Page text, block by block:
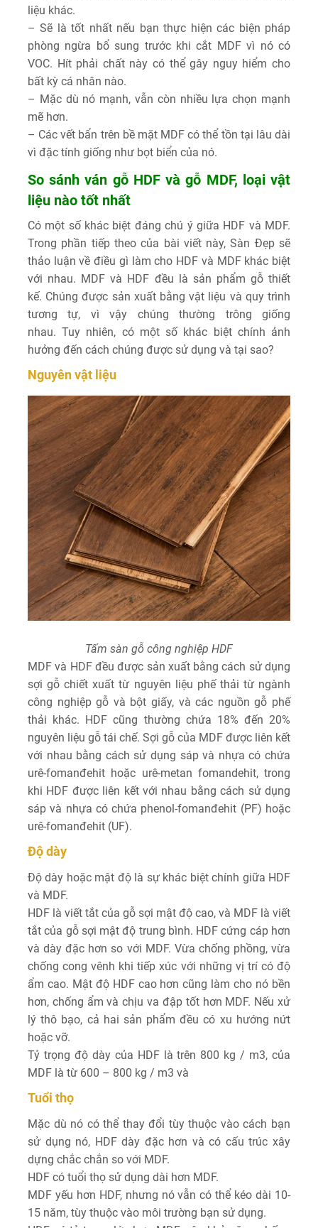
liệu khác.
– Sẽ là tốt nhất nếu bạn thực hiện các biện pháp
phòng ngừa bổ sung trước khi cắt MDF vì nó có
VOC. Hít phải chất này có thể gây nguy hiểm cho
bất kỳ cá nhân nào.
– Mặc dù nó mạnh, vẫn còn nhiều lựa chọn mạnh
mẽ hơn.
– Các vết bẩn trên bề mặt MDF có thể tồn tại lâu dài
vì đặc tính giống như bọt biển của nó.
So sánh ván gỗ HDF và gỗ MDF, loại vật
liệu nào tốt nhất
Có một số khác biệt đáng chú ý giữa HDF và MDF.
Trong phần tiếp theo của bài viết này, Sàn Đẹp sẽ
thảo luận về điều gì làm cho HDF và MDF khác biệt
với nhau. MDF và HDF đều là sản phẩm gỗ thiết
kế. Chúng được sản xuất bằng vật liệu và quy trình
tương tự, vì vậy chúng thường trông giống
nhau. Tuy nhiên, có một số khác biệt chính ảnh
hưởng đến cách chúng được sử dụng và tại sao?
Nguyên vật liệu
Tấm sàn gỗ công nghiệp HDF
MDF và HDF đều được sản xuất bằng cách sử dụng
sợi gỗ chiết xuất từ ​​nguyên liệu phế thải từ ngành
công nghiệp gỗ và bột giấy, và các nguồn gỗ phế
thải khác. HDF cũng thường chứa 18% đến 20%
nguyên liệu gỗ tái chế. Sợi gỗ của MDF được liên kết
với nhau bằng cách sử dụng sáp và nhựa có chứa
urê-fomanđehit hoặc urê-metan fomandehit, trong
khi HDF được liên kết với nhau bằng cách sử dụng
sáp và nhựa có chứa phenol-fomanđehit (PF) hoặc
urê-fomanđehit (UF).
Độ dày
Độ dày hoặc mật độ là sự khác biệt chính giữa HDF
và MDF.
HDF là viết tắt của gỗ sợi mật độ cao, và MDF là viết
tắt của gỗ sợi mật độ trung bình. HDF cứng cáp hơn
và dày đặc hơn so với MDF. Vừa chống phồng, vừa
chống cong vênh khi tiếp xúc với những vị trí có độ
ẩm cao. Mật độ HDF cao hơn cũng làm cho nó bền
hơn, chống ẩm và chịu va đập tốt hơn MDF. Nếu xử
lý thô bạo, cả hai sản phẩm đều có xu hướng nứt
hoặc vỡ.
Tỷ trọng độ dày của HDF là trên 800 kg / m3, của
MDF là từ 600 – 800 kg / m3 và
Tuổi thọ
Mặc dù nó có thể thay đổi tùy thuộc vào cách bạn
sử dụng nó, HDF dày đặc hơn và có cấu trúc xây
dựng chắc chắn so với MDF.
HDF có tuổi thọ sử dụng dài hơn MDF.
MDF yếu hơn HDF, nhưng nó vẫn có thể kéo dài 10-
15 năm, tùy thuộc vào môi trường bạn sử dụng.